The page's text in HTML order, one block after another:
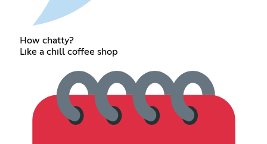
How chatty?
Like a chill coffee shop